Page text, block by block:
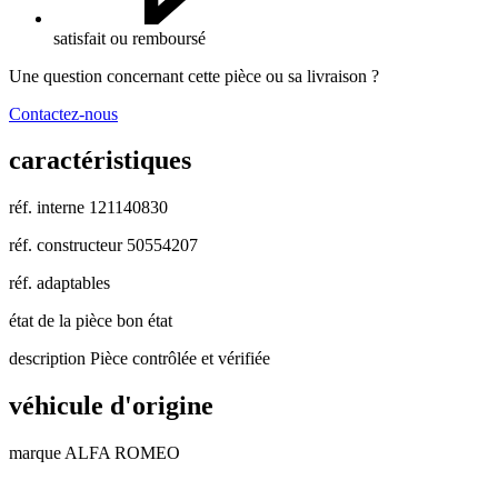
satisfait ou remboursé
Une question concernant cette pièce ou sa livraison ?
Contactez-nous
caractéristiques
réf. interne 121140830
réf. constructeur 50554207
réf. adaptables
état de la pièce bon état
description Pièce contrôlée et vérifiée
véhicule d'origine
marque ALFA ROMEO